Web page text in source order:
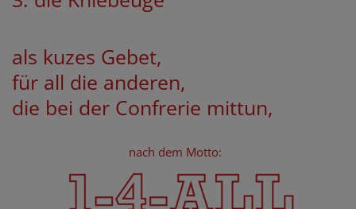
als kuzes Gebet,
für all die anderen,
die bei der Confrerie mittun,
nach dem Motto: